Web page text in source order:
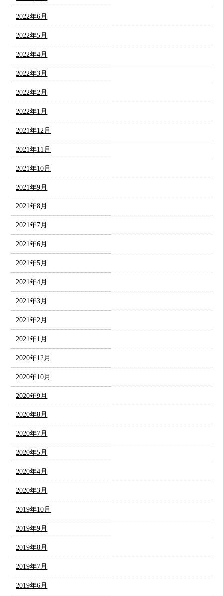
2022年6月
2022年5月
2022年4月
2022年3月
2022年2月
2022年1月
2021年12月
2021年11月
2021年10月
2021年9月
2021年8月
2021年7月
2021年6月
2021年5月
2021年4月
2021年3月
2021年2月
2021年1月
2020年12月
2020年10月
2020年9月
2020年8月
2020年7月
2020年5月
2020年4月
2020年3月
2019年10月
2019年9月
2019年8月
2019年7月
2019年6月